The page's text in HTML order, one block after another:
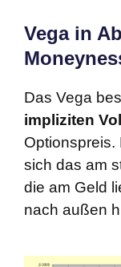
Vega in
Das Vega
impliziten
Optionspreis.
sich das am
die am Geld
nach außen